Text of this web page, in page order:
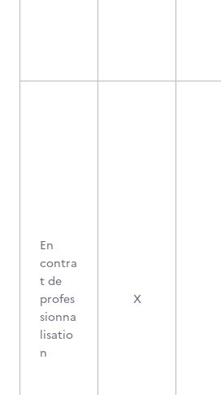
En
contra
t de
profes
sionna
lisatio
n
X